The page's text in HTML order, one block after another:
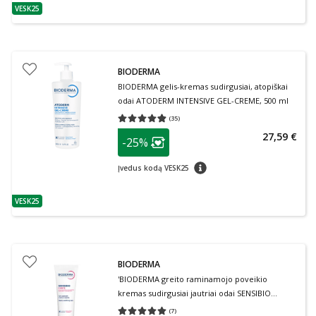
patarimas
VESK25
patarimas
VESK25
BIODERMA
BIODERMA gelis-kremas sudirgusiai, atopiškai
odai ATODERM INTENSIVE GEL-CREME, 500 ml
(35)
Vidutinis įvertinimas 4.83
patarimas
Lojalumo klubo narių nuolaida
-25%
Įvedus kodą VESK25 patarimas
27,59 €
BIODERMA
'BIODERMA greito raminamojo poveikio
kremas sudirgusiai jautriai odai SENSIBIO
FORTE, 40 ml (7)